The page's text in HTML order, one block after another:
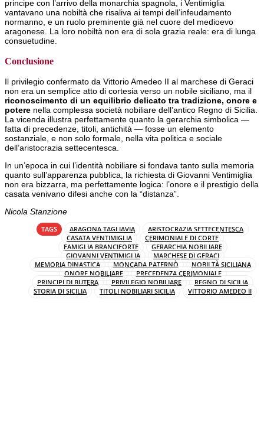
principe con l’arrivo della monarchia spagnola, i Ventimiglia
vantavano una nobiltà che risaliva ai tempi dell’infeudamento
normanno, e un ruolo preminente già nel cuore del medioevo
aragonese. La loro nobiltà non era di sola grazia reale: era di lunga
consuetudine.
Conclusione
Il privilegio confermato da Vittorio Amedeo II al marchese di Geraci
non era un semplice atto di cortesia verso un nobile siciliano, ma il
riconoscimento di un equilibrio delicato tra tradizione, onore e
potere nella complessa società nobiliare dell’antico Regno di Sicilia.
La vicenda illustra perfettamente quanto la gerarchia simbolica —
fatta di precedenze, titoli, antichità — fosse un elemento
sostanziale, e non solo formale, nella vita politica e sociale
dell’aristocrazia settecentesca.
In un’epoca in cui l’identità nobiliare si fondava tanto sulla memoria
quanto sull’apparenza pubblica, la richiesta di Giovanni Ventimiglia
non era bizzarra, ma perfettamente logica: l’onore e il prestigio della
casata venivano difesi anche con la “distanza”.
Nicola Stanzione
TAGS ARAGONA TAGLIAVIA
ARISTOCRAZIA SETTECENTESCA
CASATA VENTIMIGLIA
CERIMONIALE DI CORTE
FAMIGLIA BRANCIFORTE
GERARCHIA NOBILIARE
GIOVANNI VENTIMIGLIA
MARCHESE DI GERACI
MEMORIA DINASTICA
MONCADA PATERNÒ
NOBILTÀ SICILIANA
ONORE NOBILIARE
PRECEDENZA CERIMONIALE
PRINCIPI DI BUTERA
PRIVILEGIO NOBILIARE
REGNO DI SICILIA
STORIA DI SICILIA
TITOLI NOBILIARI SICILIA VITTORIO AMEDEO II